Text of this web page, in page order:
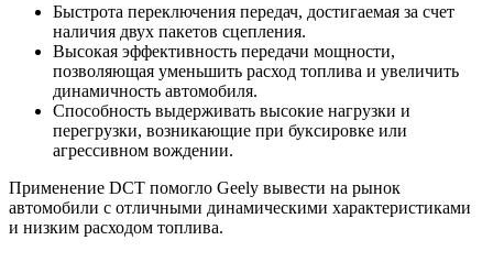
Быстрота переключения передач, достигаемая за счет
наличия двух пакетов сцепления.
Высокая эффективность передачи мощности,
позволяющая уменьшить расход топлива и увеличить
динамичность автомобиля.
Способность выдерживать высокие нагрузки и
перегрузки, возникающие при буксировке или
агрессивном вождении.
Применение DCT помогло Geely вывести на рынок
автомобили с отличными динамическими характеристиками
и низким расходом топлива.